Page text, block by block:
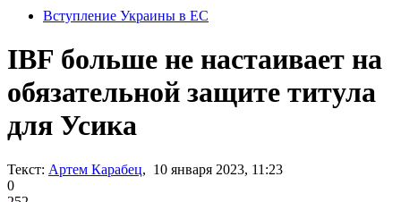
Вступление Украины в ЕС
IBF больше не настаивает на
обязательной защите титула
для Усика
Текст: Артем Карабец, 10 января 2023, 11:23
0